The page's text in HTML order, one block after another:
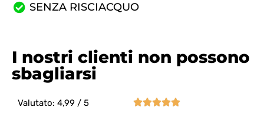
SENZA RISCIACQUO
I nostri clienti non possono
sbagliarsi
Valutato: 4,99 / 5 